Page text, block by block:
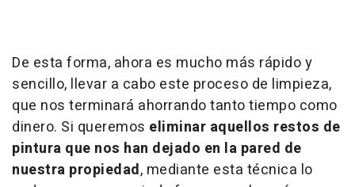
De esta forma, ahora es mucho más rápido y
sencillo, llevar a cabo este proceso de limpieza,
que nos terminará ahorrando tanto tiempo como
dinero. Si queremos eliminar aquellos restos de
pintura que nos han dejado en la pared de
nuestra propiedad, mediante esta técnica lo